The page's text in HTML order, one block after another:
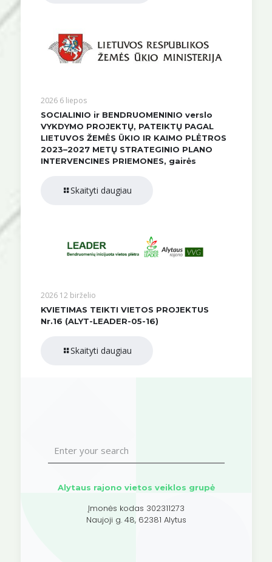
2026 6 liepos
SOCIALINIO ir BENDRUOMENINIO verslo
VYKDYMO PROJEKTŲ, PATEIKTŲ PAGAL
LIETUVOS ŽEMĖS ŪKIO IR KAIMO PLĖTROS
2023–2027 METŲ STRATEGINIO PLANO
INTERVENCINES PRIEMONES, gairės
Skaityti daugiau
2026 12 birželio
KVIETIMAS TEIKTI VIETOS PROJEKTUS
Nr.16 (ALYT-LEADER-05-16)
Skaityti daugiau
Alytaus rajono vietos veiklos grupė
Įmonės kodas 302311273
Naujoji g. 48, 62381 Alytus